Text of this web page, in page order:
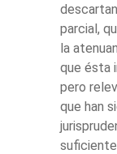
parcial,
la
que ésta
pero
que han